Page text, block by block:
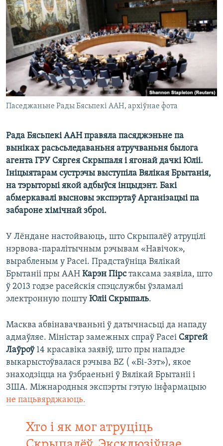
КУЛЬТУРА
КАЛЯНДАР
МОВА
НА ХВАЛЯХ СВАБОДЫ
Паседжаньне Рады Бясьпекі ААН, архіўнае фота
Рада Бясьпекі ААН правяла пасяджэньне па
выніках расьсьледаваньня атручваньня былога
агента ГРУ Сяргея Скрыпаля і ягонай дачкі Юліі.
Ініцыятарам сустрэчы выступіла Вялікая Брытанія,
на тэрыторыі якой адбыўся інцыдэнт. Бакі
абмеркавалі высновы экспэртаў Арганізацыі па
забароне хімічнай зброі.
У Лёндане настойваюць, што Скрыпалёў атруцілі
нэрвова-паралітычным рэчывам «Навічок»,
вырабленым у Расеі. Прадстаўніца Вялікай
Брытаніі пры ААН Карэн Пірстаксама заявіла, што
ў 2013 годзе расейскія спэцслужбы ўзламалі
электронную пошту Юліі Скрыпаль.
Масква абвінавачваньні ў датычнасьці да нападу
адмаўляе. Міністар замежных спраў Расеі Сяргей
Лаўроў14 красавіка заявіў, што пры нападзе
выкарыстоўвалася рэчыва BZ ( «Бі-Зэт»), якое
знаходзіцца на ўзбраеньні ў Вялікай Брытаніі і
ЗША. Міжнародныя экспэрты гэтую інфармацыю
не пацьвярджаюць.
Хто і як мог атруціць